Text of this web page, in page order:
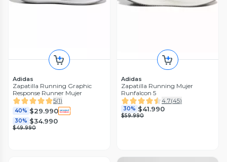
Adidas
Zapatilla Running Graphic
Response Runner Mujer
5(1)
40% $29.990
30% $34.990
$49.990
Adidas
Zapatilla Running Mujer
Runfalcon 5
4.7(45)
30% $41.990
$59.990